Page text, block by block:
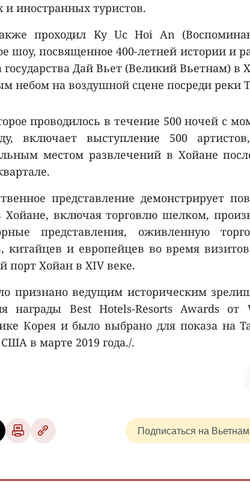
и иностранных туристов.
проходил Ky Uc Hoi An
шоу, посвященное 400-летней истории и
Дай Вьет (Великий Вьетнам) в
небом на воздушной сцене посреди реки
проводилось в течение 500 ночей с
включает выступление 500
местом развлечений в Хойане
представление демонстрирует
включая торговлю шелком,
представления, оживленную
китайцев и европейцев во время
порт Хойан в XIV веке.
признано ведущим историческим
награды Best Hotels-Resorts Awards от
Корея и было выбрано для показа на
в марте 2019 года./.
Подписаться на